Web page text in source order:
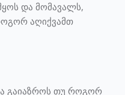
და მომავალს,
აღიქვამთ
გაიაზროს თუ როგორ